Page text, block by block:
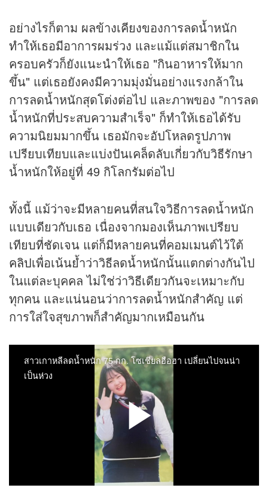
อย่างไรก็ตาม ผลข้างเคียงของการลดน้ำหนัก
ทำให้เธอมีอาการผมร่วง และแม้แต่สมาชิกใน
ครอบครัวก็ยังแนะนำให้เธอ "กินอาหารให้มาก
ขึ้น" แต่เธอยังคงมีความมุ่งมั่นอย่างแรงกล้าใน
การลดน้ำหนักสุดโต่งต่อไป และภาพของ "การลด
น้ำหนักที่ประสบความสำเร็จ" ก็ทำให้เธอได้รับ
ความนิยมมากขึ้น เธอมักจะอัปโหลดรูปภาพ
เปรียบเทียบและแบ่งปันเคล็ดลับเกี่ยวกับวิธีรักษา
น้ำหนักให้อยู่ที่ 49 กิโลกรัมต่อไป
ทั้งนี้ แม้ว่าจะมีหลายคนที่สนใจวิธีการลดน้ำหนัก
แบบเดียวกับเธอ เนื่องจากมองเห็นภาพเปรียบ
เทียบที่ชัดเจน แต่ก็มีหลายคนที่คอมเมนต์ไว้ใต้
คลิปเพื่อเน้นย้ำว่าวิธีลดน้ำหนักนั้นแตกต่างกันไป
ในแต่ละบุคคล ไม่ใช่ว่าวิธีเดียวกันจะเหมาะกับ
ทุกคน และแน่นอนว่าการลดน้ำหนักสำคัญ แต่
การใส่ใจสุขภาพก็สำคัญมากเหมือนกัน